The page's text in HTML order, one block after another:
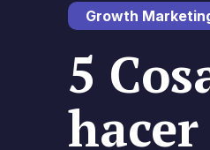
Growth
5